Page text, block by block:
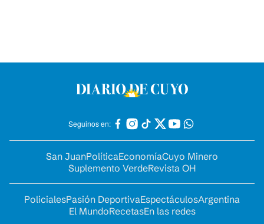
Seguinos en:
San JuanPolíticaEconomíaCuyo Minero
Suplemento VerdeRevista OH
PolicialesPasión DeportivaEspectáculosArgentina
El MundoRecetasEn las redes